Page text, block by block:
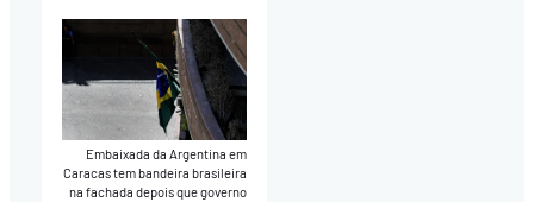
Embaixada da Argentina em
Caracas tem bandeira brasileira
na fachada depois que governo